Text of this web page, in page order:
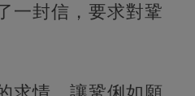
一封信，要求對鞏